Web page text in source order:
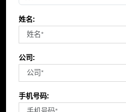
姓名:
公司:
手机号码: